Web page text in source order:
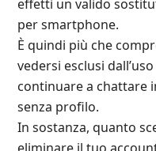
effetti un valido
per smartphone.
È quindi più che
vedersi esclusi
continuare a chattare
senza profilo.
In sostanza, quanto